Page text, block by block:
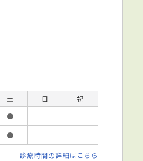
土 日
祝
● －
－
● － －
診療時間の詳細はこちら